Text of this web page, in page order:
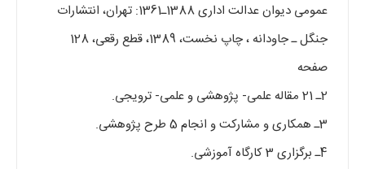
عمومی دیوان عدالت اداری 1388ـ1361: تهران، انتشارات
جنگل ـ جاودانه ، چاپ نخست، 1389، قطع رقعی، 128
صفحه
2ـ 21 مقاله علمی- پژوهشی و علمی- ترویجی.
3ـ همکاری و مشارکت و انجام 5 طرح پژوهشی.
4ـ برگزاری 3 کارگاه آموزشی.